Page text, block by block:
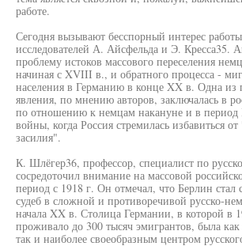
работе.
Сегодня вызывают бесспорный интерес
исследователей А. Айсфельда и Э. Кресса35.
проблему истоков массового переселения
начиная с XVIII в., и обратного процесса -
населения в Германию в конце XX в. Одна из
явления, по мнению авторов, заключалась в
по отношению к немцам накануне и в
войны, когда Россия стремилась избавиться
засилия".
К. Шлёгер36, профессор, специалист по
сосредоточил внимание на массовой
период с 1918 г. Он отмечал, что Берлин
судеб в сложной и противоречивой русско-
начала XX в. Столица Германии, в которой в
проживало до 300 тысяч эмигрантов, была
так и наиболее своеобразным центром